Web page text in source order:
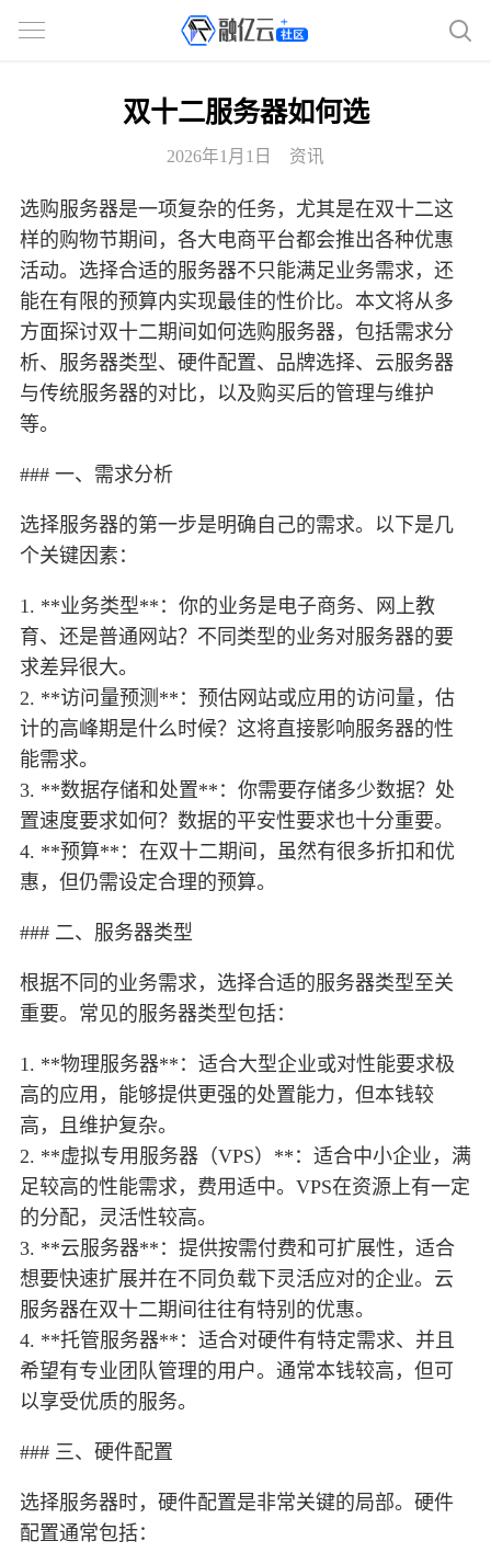
双十二服务器如何选
2026年1月1日 资讯
选购服务器是一项复杂的任务，尤其是在双十二这
样的购物节期间，各大电商平台都会推出各种优惠
活动。选择合适的服务器不只能满足业务需求，还
能在有限的预算内实现最佳的性价比。本文将从多
方面探讨双十二期间如何选购服务器，包括需求分
析、服务器类型、硬件配置、品牌选择、云服务器
与传统服务器的对比，以及购买后的管理与维护
等。
### 一、需求分析
选择服务器的第一步是明确自己的需求。以下是几
个关键因素：
1. **业务类型**：你的业务是电子商务、网上教
育、还是普通网站？不同类型的业务对服务器的要
求差异很大。
2. **访问量预测**：预估网站或应用的访问量，估
计的高峰期是什么时候？这将直接影响服务器的性
能需求。
3. **数据存储和处置**：你需要存储多少数据？处
置速度要求如何？数据的平安性要求也十分重要。
4. **预算**：在双十二期间，虽然有很多折扣和优
惠，但仍需设定合理的预算。
### 二、服务器类型
根据不同的业务需求，选择合适的服务器类型至关
重要。常见的服务器类型包括：
1. **物理服务器**：适合大型企业或对性能要求极
高的应用，能够提供更强的处置能力，但本钱较
高，且维护复杂。
2. **虚拟专用服务器（VPS）**：适合中小企业，满
足较高的性能需求，费用适中。VPS在资源上有一定
的分配，灵活性较高。
3. **云服务器**：提供按需付费和可扩展性，适合
想要快速扩展并在不同负载下灵活应对的企业。云
服务器在双十二期间往往有特别的优惠。
4. **托管服务器**：适合对硬件有特定需求、并且
希望有专业团队管理的用户。通常本钱较高，但可
以享受优质的服务。
### 三、硬件配置
选择服务器时，硬件配置是非常关键的局部。硬件
配置通常包括：